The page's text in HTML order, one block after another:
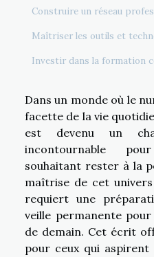
Construire un réseau
Maîtriser les outils et
Investir dans la formation
Dans un monde où le
facette de la vie
est devenu un
incontournable
souhaitant rester à la
maîtrise de cet
requiert une
veille permanente
de demain. Cet écrit
pour ceux qui